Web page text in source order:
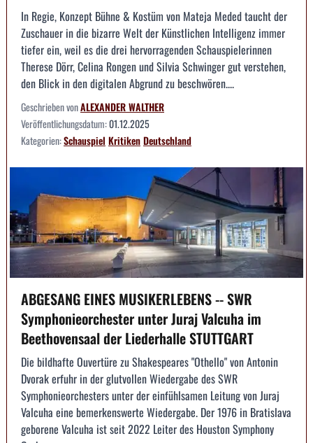
In Regie, Konzept Bühne & Kostüm von Mateja Meded taucht der
Zuschauer in die bizarre Welt der Künstlichen Intelligenz immer
tiefer ein, weil es die drei hervorragenden Schauspielerinnen
Therese Dörr, Celina Rongen und Silvia Schwinger gut verstehen,
den Blick in den digitalen Abgrund zu beschwören....
Geschrieben vonALEXANDER WALTHER
Veröffentlichungsdatum:01.12.2025
Kategorien:Schauspiel KritikenDeutschland
ABGESANG EINES MUSIKERLEBENS -- SWR
Symphonieorchester unter Juraj Valcuha im
Beethovensaal der Liederhalle STUTTGART
Die bildhafte Ouvertüre zu Shakespeares "Othello" von Antonin
Dvorak erfuhr in der glutvollen Wiedergabe des SWR
Symphonieorchesters unter der einfühlsamen Leitung von Juraj
Valcuha eine bemerkenswerte Wiedergabe. Der 1976 in Bratislava
geborene Valcuha ist seit 2022 Leiter des Houston Symphony